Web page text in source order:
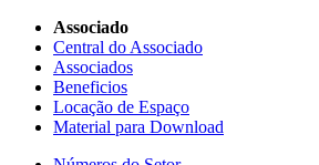
Associado
Central do Associado
Associados
Beneficios
Locação de Espaço
Material para Download